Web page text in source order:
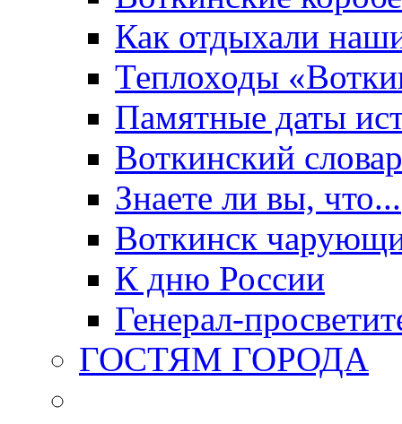
Как отдыхали
Теплоходы
Памятные даты
Воткинский
Знаете ли вы, что...
Воткинск
К дню России
Генерал-
ГОСТЯМ ГОРОДА